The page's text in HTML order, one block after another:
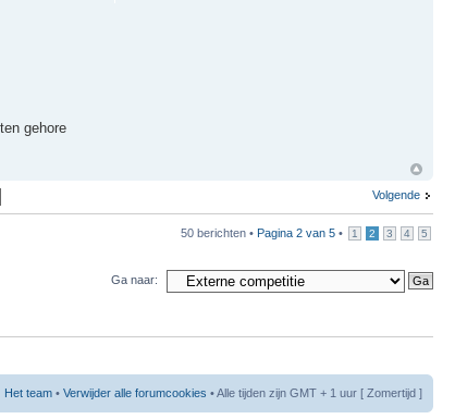
gehore
Volgende
50 berichten • Pagina 2 van 5 • 1 2 3 4 5
Ga naar:
Het team • Verwijder alle forumcookies • Alle tijden zijn GMT + 1 uur [ Zomertijd ]